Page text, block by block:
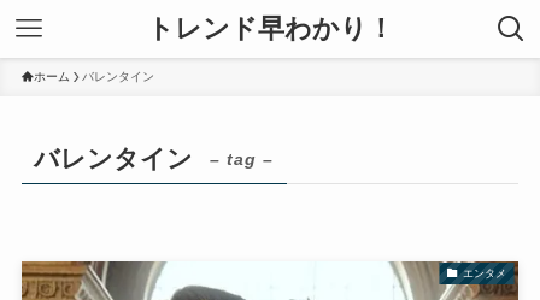
トレンド早わかり！
ホーム バレンタイン
バレンタイン – tag –
エンタメ